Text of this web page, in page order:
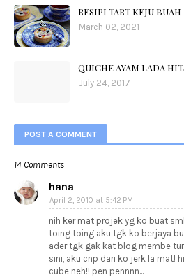
RESIPI TART KEJU
March 02, 2021
QUICHE AYAM LADA
July 24, 2017
POST A COMMENT
14 Comments
hana
April 2, 2010 at 5:42 PM
nih ker mat projek yg ko buat
toing toing aku tgk ko berjaya
ader tgk gak kat blog membe
sini, aku cnp dari ko jerk la mat!
cube neh!! pen pennnn...